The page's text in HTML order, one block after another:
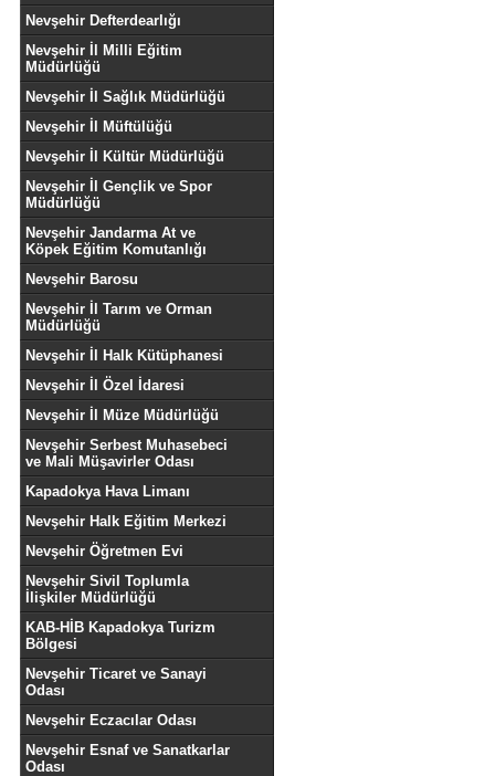
Nevşehir Defterdearlığı
Nevşehir İl Milli Eğitim
Müdürlüğü
Nevşehir İl Sağlık Müdürlüğü
Nevşehir İl Müftülüğü
Nevşehir İl Kültür Müdürlüğü
Nevşehir İl Gençlik ve Spor
Müdürlüğü
Nevşehir Jandarma At ve
Köpek Eğitim Komutanlığı
Nevşehir Barosu
Nevşehir İl Tarım ve Orman
Müdürlüğü
Nevşehir İl Halk Kütüphanesi
Nevşehir İl Özel İdaresi
Nevşehir İl Müze Müdürlüğü
Nevşehir Serbest Muhasebeci
ve Mali Müşavirler Odası
Kapadokya Hava Limanı
Nevşehir Halk Eğitim Merkezi
Nevşehir Öğretmen Evi
Nevşehir Sivil Toplumla
İlişkiler Müdürlüğü
KAB-HİB Kapadokya Turizm
Bölgesi
Nevşehir Ticaret ve Sanayi
Odası
Nevşehir Eczacılar Odası
Nevşehir Esnaf ve Sanatkarlar
Odası